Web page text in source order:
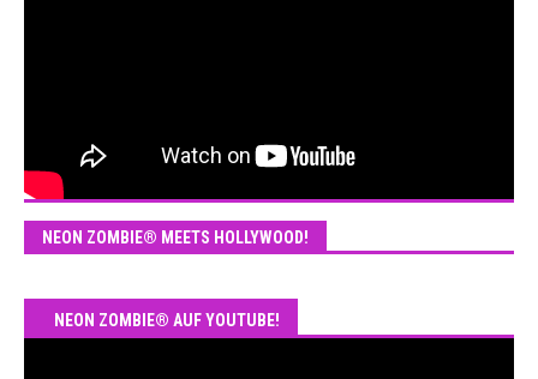
NEON ZOMBIE® MEETS HOLLYWOOD!
NEON ZOMBIE® AUF YOUTUBE!